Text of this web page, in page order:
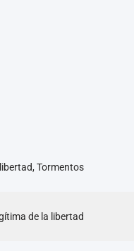
Tormentos
de la libertad